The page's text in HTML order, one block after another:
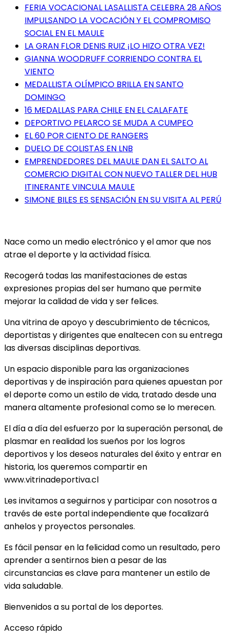
FERIA VOCACIONAL LASALLISTA CELEBRA 28 AÑOS
IMPULSANDO LA VOCACIÓN Y EL COMPROMISO
SOCIAL EN EL MAULE
LA GRAN FLOR DENIS RUIZ ¡LO HIZO OTRA VEZ!
GIANNA WOODRUFF CORRIENDO CONTRA EL
VIENTO
MEDALLISTA OLÍMPICO BRILLA EN SANTO
DOMINGO
16 MEDALLAS PARA CHILE EN EL CALAFATE
DEPORTIVO PELARCO SE MUDA A CUMPEO
EL 60 POR CIENTO DE RANGERS
DUELO DE COLISTAS EN LNB
EMPRENDEDORES DEL MAULE DAN EL SALTO AL
COMERCIO DIGITAL CON NUEVO TALLER DEL HUB
ITINERANTE VINCULA MAULE
SIMONE BILES ES SENSACIÓN EN SU VISITA AL PERÚ
Nace como un medio electrónico y el amor que nos
atrae el deporte y la actividad física.
Recogerá todas las manifestaciones de estas
expresiones propias del ser humano que permite
mejorar la calidad de vida y ser felices.
Una vitrina de apoyo y descubrimiento de técnicos,
deportistas y dirigentes que enaltecen con su entrega
las diversas disciplinas deportivas.
Un espacio disponible para las organizaciones
deportivas y de inspiración para quienes apuestan por
el deporte como un estilo de vida, tratado desde una
manera altamente profesional como se lo merecen.
El día a día del esfuerzo por la superación personal, de
plasmar en realidad los sueños por los logros
deportivos y los deseos naturales del éxito y entrar en
historia, los queremos compartir en
www.vitrinadeportiva.cl
Les invitamos a seguirnos y participar con nosotros a
través de este portal independiente que focalizará
anhelos y proyectos personales.
Es fácil pensar en la felicidad como un resultado, pero
aprender a sentirnos bien a pesar de las
circunstancias es clave para mantener un estilo de
vida saludable.
Bienvenidos a su portal de los deportes.
Acceso rápido